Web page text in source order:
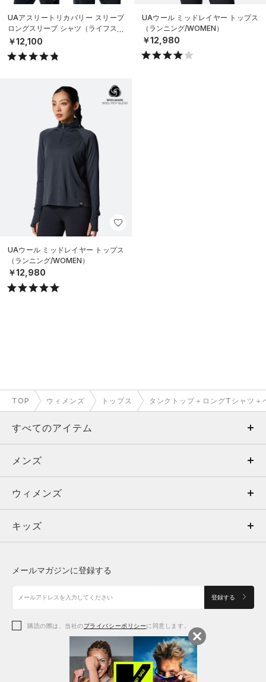
UAアスリートリカバリー スリープ
ロングスリーブ シャツ（ライフスタ
イル/UNISEX）
￥12,100
UAウール ミッドレイヤー トップス
（ランニング/WOMEN）
￥12,980
UAウール ミッドレイヤー トップス
（ランニング/WOMEN）
￥12,980
TOP ウィメンズ トップス タンクトップ＋ロングTシャツ＋
すべてのアイテム
メンズ
ウィメンズ
キッズ
アクセサリー
メンズ
トップス
ボトムス
アクセサリー
ウィメンズ
トップス
シューズ
アクセサリー
キッズ
シューズ
メールマガジンに登録する
登録する
購読の際は、当社のプライバシーポリシーに同意します。